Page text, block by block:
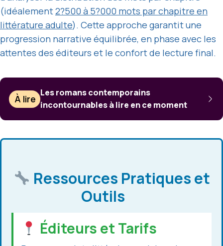
(idéalement2?500 à 5?000 mots par chapitre en
littérature adulte). Cette approche garantit une
progression narrative équilibrée, en phase avec les
attentes des éditeurs et le confort de lecture final.
À lire
Les romans contemporains
incontournables à lire en ce moment
Ressources Pratiques et
Outils
Éditeurs et Tarifs